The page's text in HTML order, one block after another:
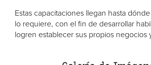
Estas capacitaciones llegan hasta
lo requiere, con el fin de desarrollar
logren establecer sus propios negocios